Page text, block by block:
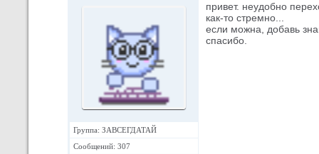
Группа: ЗАВСЕГДАТАЙ
Сообщений: 307
привет. неудобно
как-то стремно...
если можна, добавь
спасибо.